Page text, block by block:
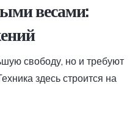
весами:
свободу, но и требуют
здесь строится на